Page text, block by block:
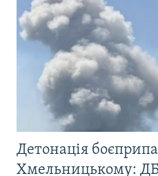
Детонація
Хмельницькому: